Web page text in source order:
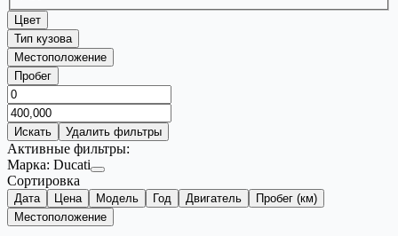
Цвет
Тип кузова
Местоположение
Пробег
Искать Удалить фильтры
Активные фильтры:
Марка: Ducati
Сортировка
Дата Цена Модель Год Двигатель
Пробег (км)
Местоположение